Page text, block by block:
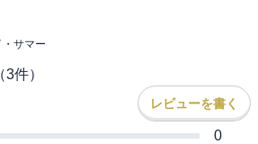
サマー
（3件）
レビューを書く
0